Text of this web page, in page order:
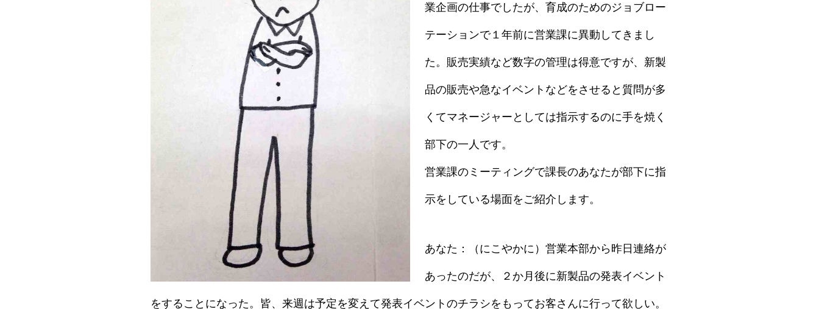
業企画の仕事でしたが、育成のためのジョブロー
テーションで１年前に営業課に異動してきまし
た。販売実績など数字の管理は得意ですが、新製
品の販売や急なイベントなどをさせると質問が多
くてマネージャーとしては指示するのに手を焼く
部下の一人です。
営業課のミーティングで課長のあなたが部下に指
示をしている場面をご紹介します。
あなた：（にこやかに）営業本部から昨日連絡が
あったのだが、２か月後に新製品の発表イベント
をすることになった。皆、来週は予定を変えて発表イベントのチラシをもってお客さんに行って欲しい。